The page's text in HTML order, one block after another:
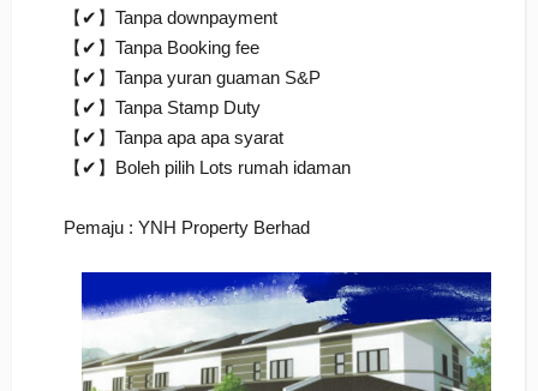
【✔】Tanpa downpayment
【✔】Tanpa Booking fee
【✔】Tanpa yuran guaman S&P
【✔】Tanpa Stamp Duty
【✔】Tanpa apa apa syarat
【✔】Boleh pilih Lots rumah idaman
Pemaju : YNH Property Berhad